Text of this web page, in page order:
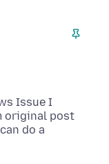
Issue I
original post
do a